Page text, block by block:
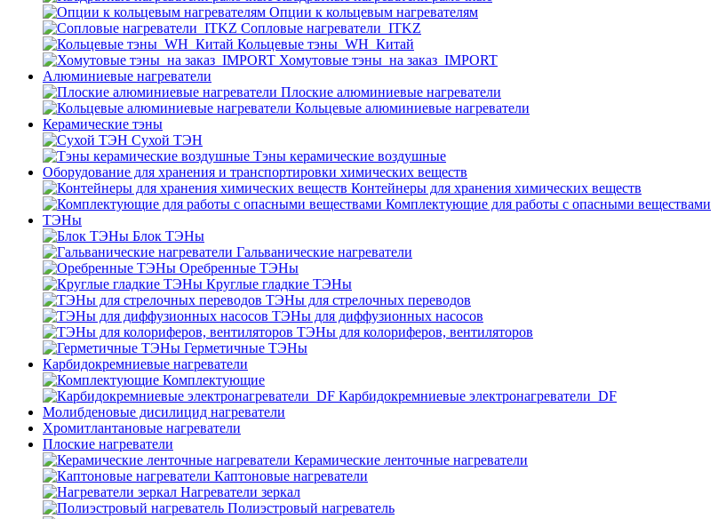
Опции к кольцевым нагревателям
Cопловые нагреватели_ITKZ
Кольцевые тэны_WH_Китай
Хомутовые тэны_на заказ_IMPORT
Алюминиевые нагреватели
Плоские алюминиевые нагреватели
Кольцевые алюминиевые нагреватели
Керамические тэны
Сухой ТЭН
Тэны керамические воздушные
Оборудование для хранения и транспортировки химических веществ
Контейнеры для хранения химических веществ
Комплектующие для работы с опасными веществами
ТЭНы
Блок ТЭНы
Гальванические нагреватели
Оребренные ТЭНы
Круглые гладкие ТЭНы
ТЭНы для стрелочных переводов
ТЭНы для диффузионных насосов
ТЭНы для колориферов, вентиляторов
Герметичные ТЭНы
Карбидокремниевые нагреватели
Комплектующие
Карбидокремниевые электронагреватели_DF
Молибденовые дисилицид нагреватели
Хромитлантановые нагреватели
Плоские нагреватели
Керамические ленточные нагреватели
Каптоновые нагреватели
Нагреватели зеркал
Полиэстровый нагреватель